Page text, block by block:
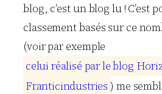
blog, c’est un blog lu ! C’est
classement basés sur ce
(voir par exemple
celuiréalisé parleblog Hori
Franticindustries ) me